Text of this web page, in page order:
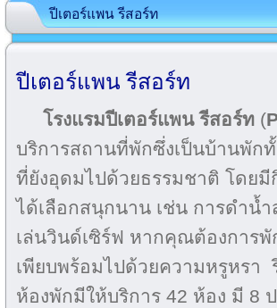
ปีเตอร์แพน รีสอร์ท
ปีเตอร์แพน รีสอร์ท
โรงแรมปีเตอร์แพน รีสอร์ท (
บริการสถานที่พักซึ่งเป็นบ้านพั
ที่ยังอุดมไปด้วยธรรมชาติ โดย
ได้เลือกสนุกนาน เช่น การดำน้
เล่นวินด์เซิร์ฟ หากคุณต้องการ
เพียบพร้อมไปด้วยความหรูหรา
ห้องพักมีให้บริการ 42 ห้อง มี 8